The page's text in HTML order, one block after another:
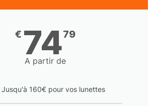
€ 7479
A partir de
Jusqu'à 160€ pour vos lunettes